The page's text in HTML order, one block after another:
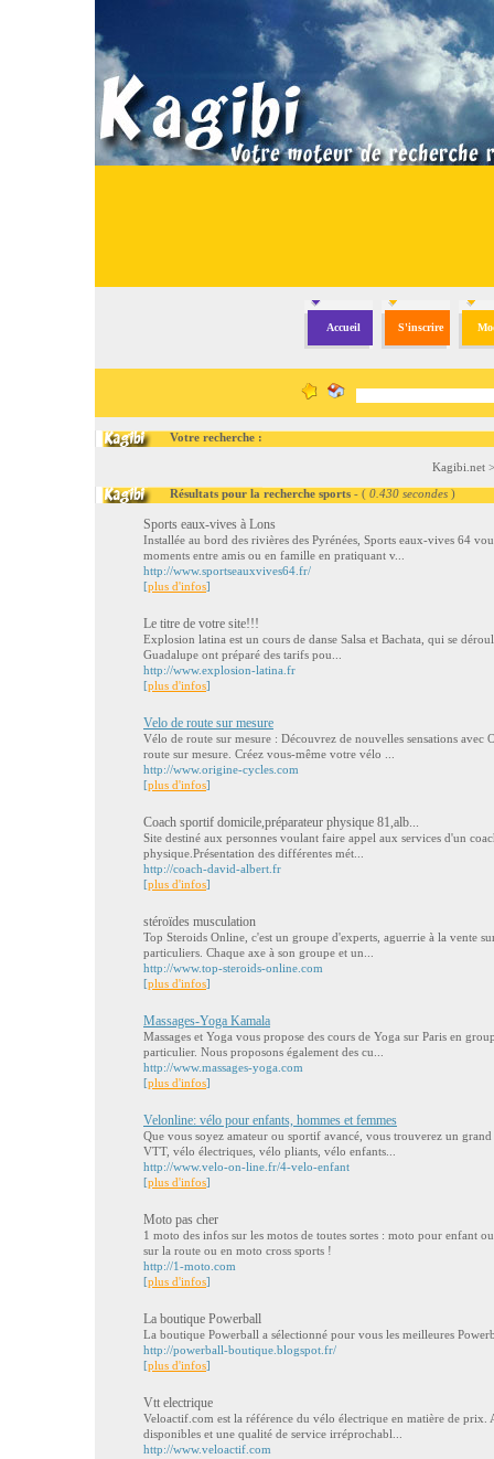
Accueil S'inscrire
Votre recherche :
Kagibi.net
Résultats pour la recherche sports - ( 0.430 secondes )
Sports eaux-vives à Lons
Installée au bord des rivières des Pyrénées, Sports eaux-vives 64
moments entre amis ou en famille en pratiquant v...
http://www.sportseauxvives64.fr/
[plus d'infos]
Le titre de votre site!!!
Explosion latina est un cours de danse Salsa et Bachata, qui se
Guadalupe ont préparé des tarifs pou...
http://www.explosion-latina.fr
[plus d'infos]
Velo de route sur mesure
Vélo de route sur mesure : Découvrez de nouvelles sensations avec
route sur mesure. Créez vous-même votre vélo ...
http://www.origine-cycles.com
[plus d'infos]
Coach sportif domicile,préparateur physique 81,alb...
Site destiné aux personnes voulant faire appel aux services d'un
physique.Présentation des différentes mét...
http://coach-david-albert.fr
[plus d'infos]
stéroïdes musculation
Top Steroids Online, c'est un groupe d'experts, aguerrie à la vente
particuliers. Chaque axe à son groupe et un...
http://www.top-steroids-online.com
[plus d'infos]
Massages-Yoga Kamala
Massages et Yoga vous propose des cours de Yoga sur Paris en
particulier. Nous proposons également des cu...
http://www.massages-yoga.com
[plus d'infos]
Velonline: vélo pour enfants, hommes et femmes
Que vous soyez amateur ou sportif avancé, vous trouverez un
VTT, vélo électriques, vélo pliants, vélo enfants...
http://www.velo-on-line.fr/4-velo-enfant
[plus d'infos]
Moto pas cher
1 moto des infos sur les motos de toutes sortes : moto pour enfant
sur la route ou en moto cross sports !
http://1-moto.com
[plus d'infos]
La boutique Powerball
La boutique Powerball a sélectionné pour vous les meilleures
http://powerball-boutique.blogspot.fr/
[plus d'infos]
Vtt electrique
Veloactif.com est la référence du vélo électrique en matière de prix.
disponibles et une qualité de service irréprochabl...
http://www.veloactif.com